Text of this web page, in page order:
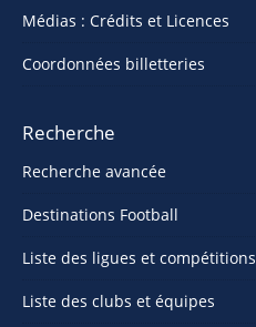
Médias : Crédits et Licences
Coordonnées billetteries
Recherche
Recherche avancée
Destinations Football
Liste des ligues et compétitions
Liste des clubs et équipes